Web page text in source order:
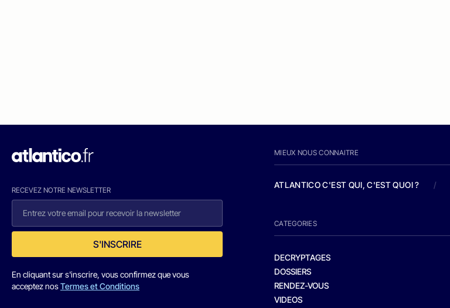
RECEVEZ NOTRE NEWSLETTER
S'INSCRIRE
En cliquant sur s'inscrire, vous confirmez que vous
acceptez nosTermes et Conditions
MIEUX NOUS CONNAITRE
ATLANTICO C'EST QUI, C'EST QUOI ? /
CATEGORIES
DECRYPTAGES
DOSSIERS
RENDEZ-VOUS
VIDEOS